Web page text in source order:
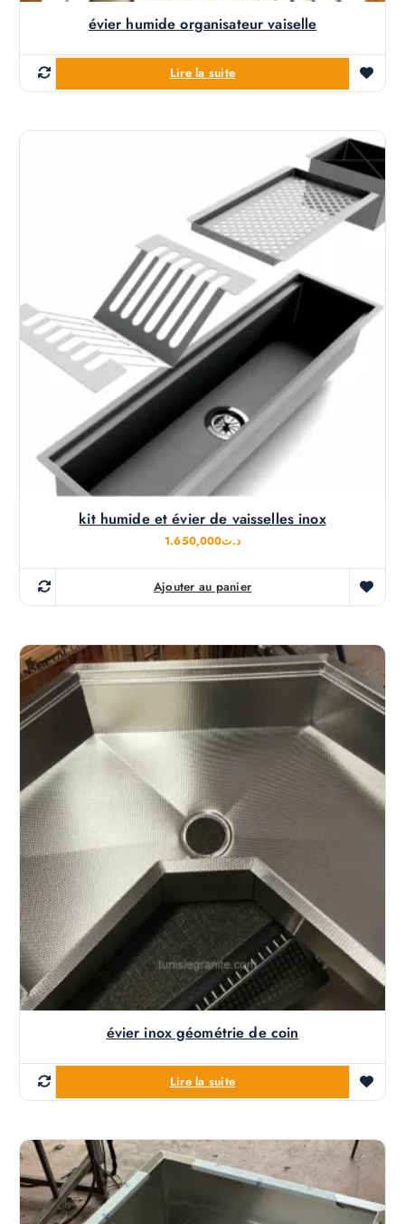
évier humide organisateur vaiselle
Lire la suite
kit humide et évier de vaisselles inox
د.ت1.650,000
Ajouter au panier
évier inox géométrie de coin
Lire la suite